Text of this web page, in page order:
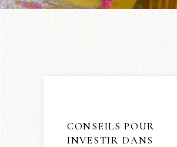
CONSEILS POUR
INVESTIR DANS